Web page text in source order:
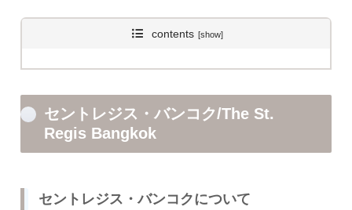
contents
セントレジス・バンコク/The St.
Regis Bangkok
セントレジス・バンコクについて